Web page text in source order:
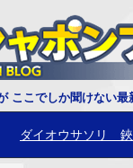
ここでしか聞けない最
ダイオウサソリ
レプティクス恐竜